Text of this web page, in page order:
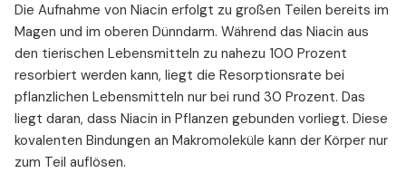
Die Aufnahme von Niacin erfolgt zu großen Teilen bereits im
Magen und im oberen Dünndarm. Während das Niacin aus
den tierischen Lebensmitteln zu nahezu 100 Prozent
resorbiert werden kann, liegt die Resorptionsrate bei
pflanzlichen Lebensmitteln nur bei rund 30 Prozent. Das
liegt daran, dass Niacin in Pflanzen gebunden vorliegt. Diese
kovalenten Bindungen an Makromoleküle kann der Körper nur
zum Teil auflösen.